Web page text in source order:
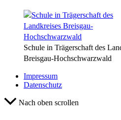
Schule in Trägerschaft des
Breisgau-Hochschwarzwald
Impressum
Datenschutz
Nach oben scrollen